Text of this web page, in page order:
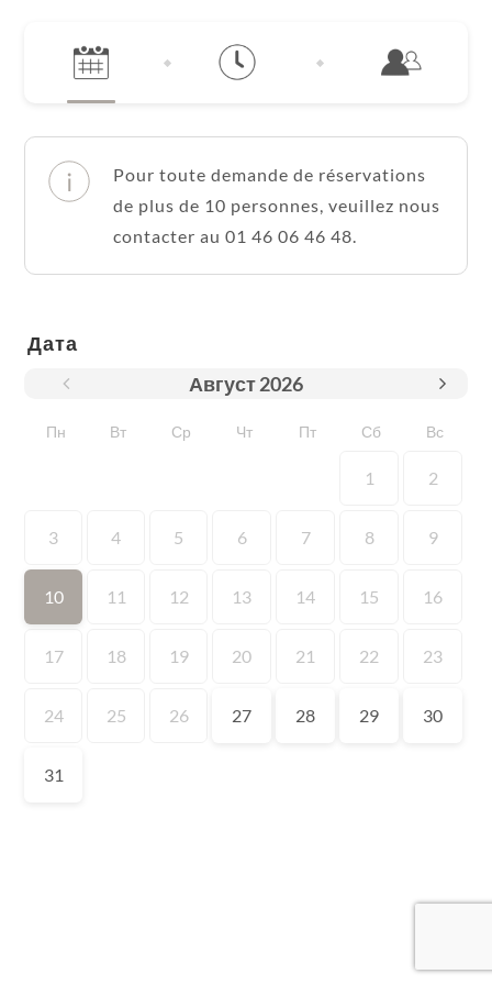
Pour toute demande de réservations
de plus de 10 personnes, veuillez nous
contacter au 01 46 06 46 48.
Дата
Август2026
Пн Вт Ср Чт Пт Сб Вс
1 2
3 4 5 6 7 8 9
10 11 12 13 14 15 16
17 18 19 20 21 22 23
24 25 26 27 28 29 30
31